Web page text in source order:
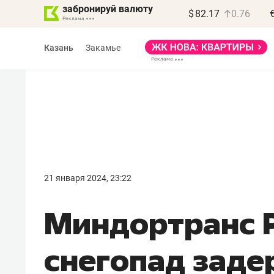
забронируй валюту $ 82.17 0.76
Казань Закамье
21 января 2024, 23:22
Миндортранс
снегопад
правил, бизнес может
потерять минимум